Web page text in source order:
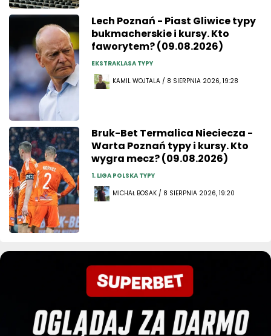
Lech Poznań - Piast Gliwice typy
bukmacherskie i kursy. Kto
faworytem? (09.08.2026)
EKSTRAKLASA TYPY
KAMIL WOJTALA / 8 SIERPNIA 2026, 19:28
Bruk-Bet Termalica Nieciecza -
Warta Poznań typy i kursy. Kto
wygra mecz? (09.08.2026)
1. LIGA POLSKA TYPY
MICHAŁ BOSAK / 8 SIERPNIA 2026, 19:20